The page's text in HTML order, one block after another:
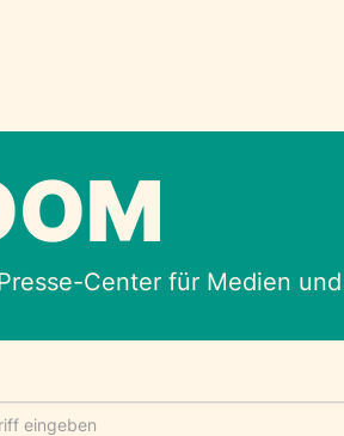
Center für Medien